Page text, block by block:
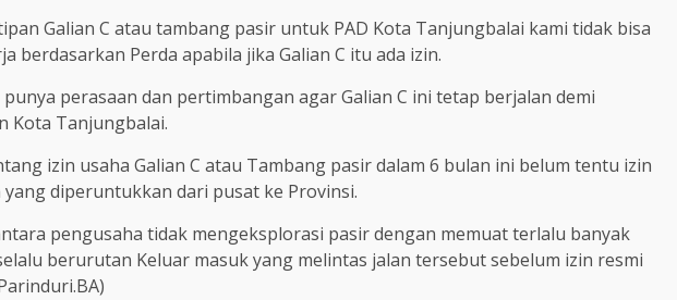
Galian C atau tambang pasir untuk PAD Kota Tanjungbalai kami tidak bisa
berdasarkan Perda apabila jika Galian C itu ada izin.
perasaan dan pertimbangan agar Galian C ini tetap berjalan demi
Kota Tanjungbalai.
izin usaha Galian C atau Tambang pasir dalam 6 bulan ini belum tentu izin
diperuntukkan dari pusat ke Provinsi.
pengusaha tidak mengeksplorasi pasir dengan memuat terlalu banyak
berurutan Keluar masuk yang melintas jalan tersebut sebelum izin resmi